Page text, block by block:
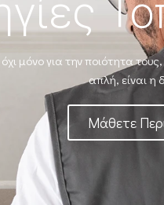
μόνο για την ποιότητα
απλή, είναι η
Μάθετε